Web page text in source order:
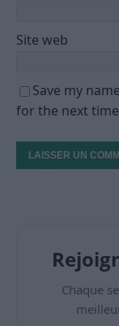
Site web
Save my
for the next
Chaque